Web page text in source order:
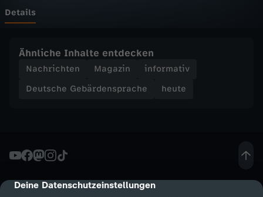
cmp-dialog-description
Deine Datenschutzeinstellungen
t
S
d
u
Details
Ähnliche Inhalte entdecken
Nachrichten Magazin
informativ
Deutsche Gebärdensprache
heute